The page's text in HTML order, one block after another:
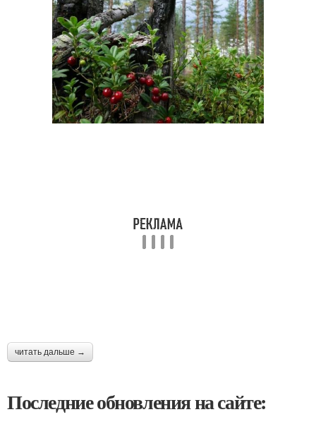
читать дальше →
Последние обновления на сайте: